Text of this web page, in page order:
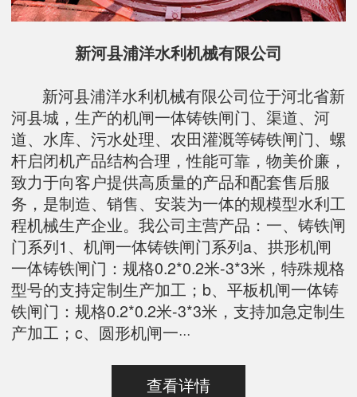
新河县浦洋水利机械有限公司
新河县浦洋水利机械有限公司位于河北省新
河县城，生产的机闸一体铸铁闸门、渠道、河
道、水库、污水处理、农田灌溉等铸铁闸门、螺
杆启闭机产品结构合理，性能可靠，物美价廉，
致力于向客户提供高质量的产品和配套售后服
务，是制造、销售、安装为一体的规模型水利工
程机械生产企业。我公司主营产品：一、铸铁闸
门系列1、机闸一体铸铁闸门系列a、拱形机闸
一体铸铁闸门：规格0.2*0.2米-3*3米，特殊规格
型号的支持定制生产加工；b、平板机闸一体铸
铁闸门：规格0.2*0.2米-3*3米，支持加急定制生
产加工；c、圆形机闸一···
查看详情